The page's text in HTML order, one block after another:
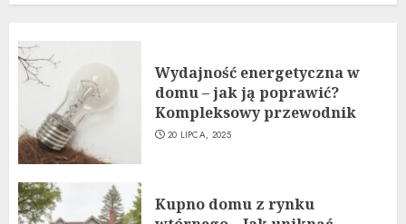
Wydajność energetyczna w
domu – jak ją poprawić?
Kompleksowy przewodnik
20 LIPCA, 2025
Kupno domu z rynku